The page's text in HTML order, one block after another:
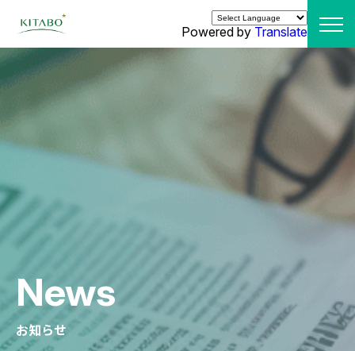
Powered by Translate
News
お知らせ